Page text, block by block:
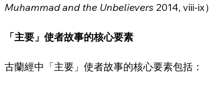
Muhammad and the Unbelievers 2014, viii-ix）
「主要」使者故事的核心要素
古蘭經中「主要」使者故事的核心要素包括：